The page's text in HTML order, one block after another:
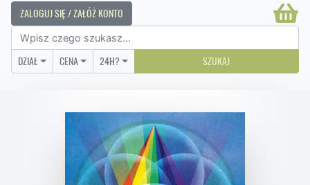
ZALOGUJ SIĘ / ZAŁÓŻ KONTO
DZIAŁ CENA 24H? SZUKAJ